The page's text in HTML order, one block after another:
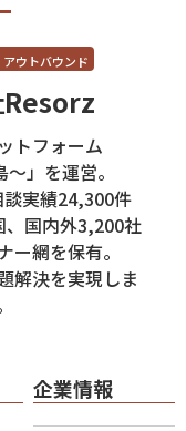
ウトバウンド
トフォーム
」を運営。
実績24,300件
、国内外3,200社
ー網を保有。
解決を実現しま
企業情報